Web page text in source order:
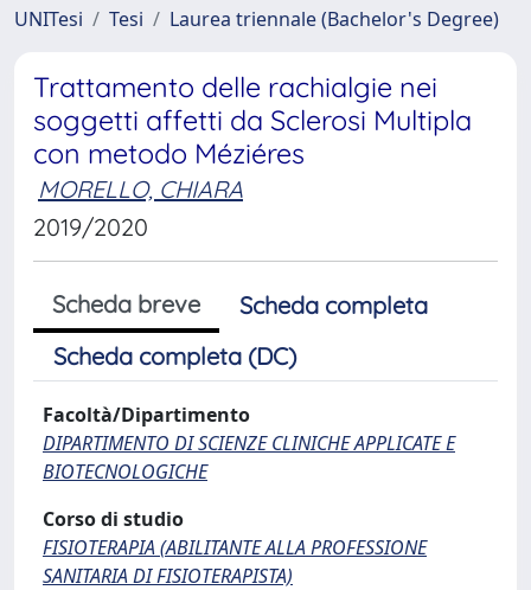
UNITesi
Tesi Laurea triennale (Bachelor's Degree)
Trattamento delle rachialgie nei
soggetti affetti da Sclerosi Multipla
con metodo Méziéres
MORELLO, CHIARA
2019/2020
Scheda breve
Scheda completa
Scheda completa (DC)
Facoltà/Dipartimento
DIPARTIMENTO DI SCIENZE CLINICHE APPLICATE E
BIOTECNOLOGICHE
Corso di studio
FISIOTERAPIA (ABILITANTE ALLA PROFESSIONE
SANITARIA DI FISIOTERAPISTA)